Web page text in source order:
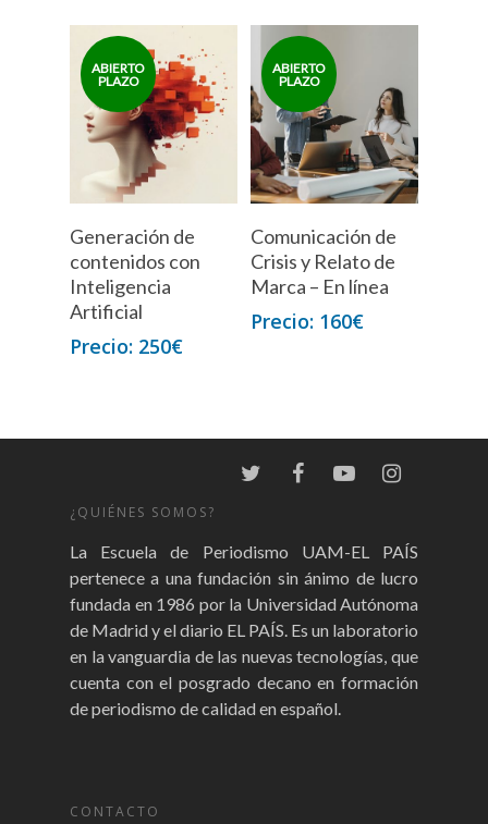
Generación de
contenidos con
Inteligencia
Artificial
250€
Comunicación de
Crisis y Relato de
Marca – En línea
160€
¿QUIÉNES SOMOS?
La Escuela de Periodismo UAM-EL PAÍS
pertenece a una fundación sin ánimo de lucro
fundada en 1986 por la Universidad Autónoma
de Madrid y el diario EL PAÍS. Es un laboratorio
en la vanguardia de las nuevas tecnologías, que
cuenta con el posgrado decano en formación
de periodismo de calidad en español.
CONTACTO